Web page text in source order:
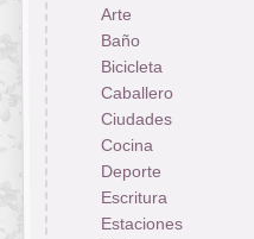
Arte
Baño
Bicicleta
Caballero
Ciudades
Cocina
Deporte
Escritura
Estaciones